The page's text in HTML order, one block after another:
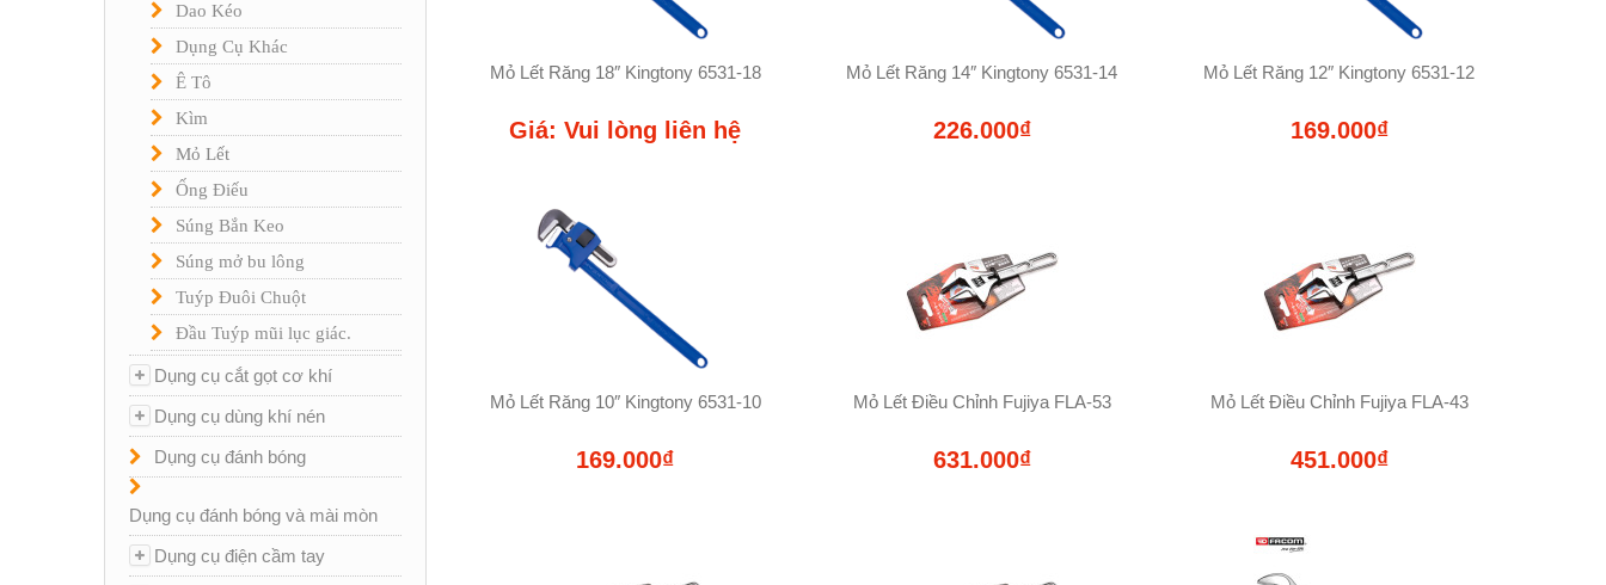
Mỏ Lết Răng 18″ Kingtony 6531-18
Giá: Vui lòng liên hệ
Mỏ Lết Răng 14″ Kingtony 6531-14
226.000₫
Mỏ Lết Răng 12″ Kingtony 6531-12
169.000₫
Mỏ Lết Răng 10″ Kingtony 6531-10
169.000₫
Mỏ Lết Điều Chỉnh Fujiya FLA-53
631.000₫
Mỏ Lết Điều Chỉnh Fujiya FLA-43
451.000₫
Dao Kéo
Dụng Cụ Khác
Ê Tô
Kìm
Mỏ Lết
Ống Điếu
Súng Bắn Keo
Súng mở bu lông
Tuýp Đuôi Chuột
Đầu Tuýp mũi lục giác.
Dụng cụ cắt gọt cơ khí
Dụng cụ dùng khí nén
Dụng cụ đánh bóng
Dụng cụ đánh bóng và mài mòn
Dụng cụ điện cầm tay